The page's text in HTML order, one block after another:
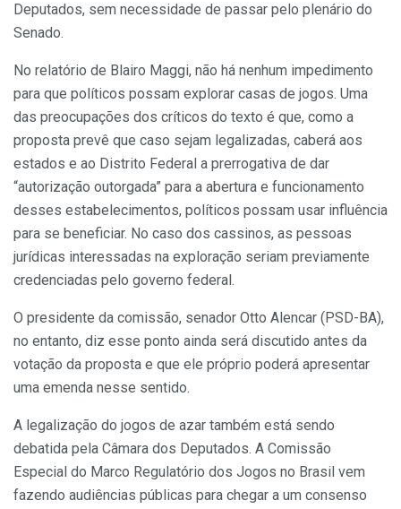
Deputados, sem necessidade de passar pelo plenário do
Senado.
No relatório de Blairo Maggi, não há nenhum impedimento
para que políticos possam explorar casas de jogos. Uma
das preocupações dos críticos do texto é que, como a
proposta prevê que caso sejam legalizadas, caberá aos
estados e ao Distrito Federal a prerrogativa de dar
“autorização outorgada” para a abertura e funcionamento
desses estabelecimentos, políticos possam usar influência
para se beneficiar. No caso dos cassinos, as pessoas
jurídicas interessadas na exploração seriam previamente
credenciadas pelo governo federal.
O presidente da comissão, senador Otto Alencar (PSD-BA),
no entanto, diz esse ponto ainda será discutido antes da
votação da proposta e que ele próprio poderá apresentar
uma emenda nesse sentido.
A legalização do jogos de azar também está sendo
debatida pela Câmara dos Deputados. A Comissão
Especial do Marco Regulatório dos Jogos no Brasil vem
fazendo audiências públicas para chegar a um consenso